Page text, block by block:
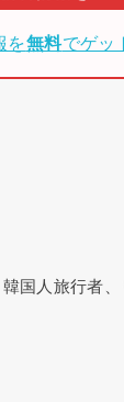
を無料でゲッ
韓国人旅行者